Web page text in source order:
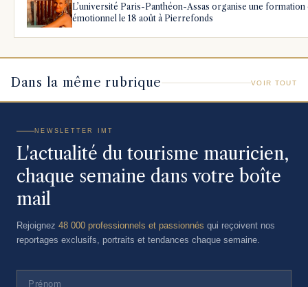
L’université Paris-Panthéon-Assas organise une formation
émotionnel le 18 août à Pierrefonds
Dans la même rubrique VOIR TOUT
NEWSLETTER IMT
L'actualité du tourisme mauricien,
chaque semaine dans votre boîte
mail
Rejoignez 48 000 professionnels et passionnés qui reçoivent nos
reportages exclusifs, portraits et tendances chaque semaine.